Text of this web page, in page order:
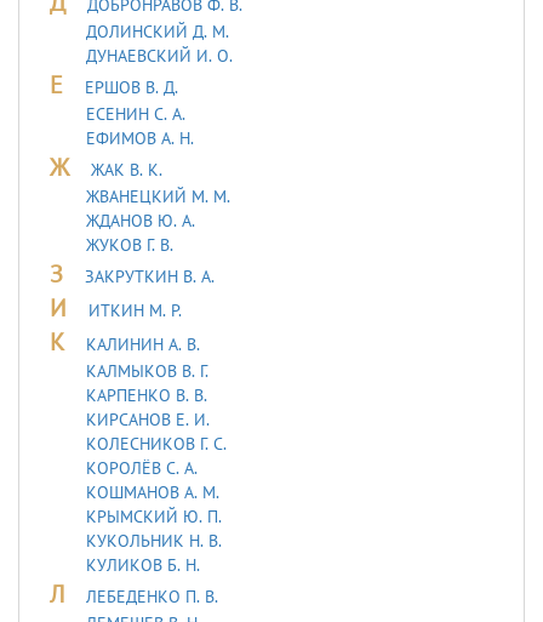
ДОЛИНСКИЙ Д. М.
ДУHАЕВСКИЙ И. О.
Е
ЕРШОВ В. Д.
ЕСЕНИН С. А.
ЕФИМОВ А. Н.
Ж
ЖАК В. К.
ЖВАНЕЦКИЙ М. М.
ЖДАНОВ Ю. А.
ЖУКОВ Г. В.
З ЗАКРУТКИН В. А.
И ИТКИН М. Р.
К
КАЛИНИН А. В.
КАЛМЫКОВ В. Г.
КАРПЕНКО В. В.
КИРСАНОВ Е. И.
КОЛЕСНИКОВ Г. С.
КОРОЛЁВ С. А.
КОШМАНОВ А. М.
КРЫМСКИЙ Ю. П.
КУКОЛЬНИК H. В.
КУЛИКОВ Б. Н.
Л
ЛЕБЕДЕHКО П. В.